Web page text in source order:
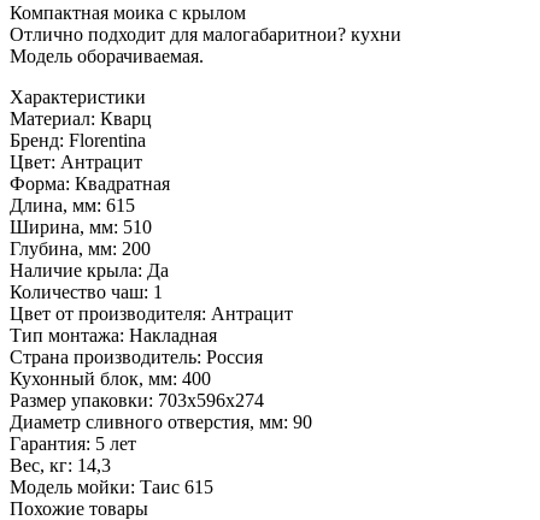
Компактная моика с крылом
Отлично подходит для малогабаритнои? кухни
Модель оборачиваемая.
Характеристики
Материал: Кварц
Бренд: Florentina
Цвет: Антрацит
Форма: Квадратная
Длина, мм: 615
Ширина, мм: 510
Глубина, мм: 200
Наличие крыла: Да
Количество чаш: 1
Цвет от производителя: Антрацит
Тип монтажа: Накладная
Страна производитель: Россия
Кухонный блок, мм: 400
Размер упаковки: 703х596х274
Диаметр сливного отверстия, мм: 90
Гарантия: 5 лет
Вес, кг: 14,3
Модель мойки: Таис 615
Похожие товары